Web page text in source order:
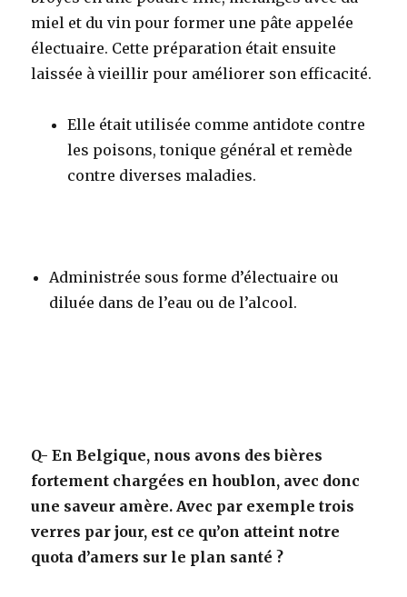
miel et du vin pour former une pâte appelée
électuaire. Cette préparation était ensuite
laissée à vieillir pour améliorer son efficacité.
Elle était utilisée comme antidote contre
les poisons, tonique général et remède
contre diverses maladies.
Administrée sous forme d’électuaire ou
diluée dans de l’eau ou de l’alcool.
Q- En Belgique, nous avons des bières
fortement chargées en houblon, avec donc
une saveur amère. Avec par exemple trois
verres par jour, est ce qu’on atteint notre
quota d’amers sur le plan santé ?